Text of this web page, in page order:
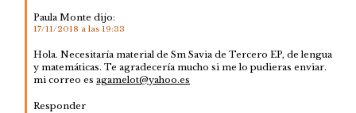
Paula Monte dijo:
17/11/2018 a las 19:33
Hola. Necesitaría material de Sm Savia de Tercero EP, de lengua
y matemáticas. Te agradecería mucho si me lo pudieras enviar.
mi correo esagamelot@yahoo.es
Responder